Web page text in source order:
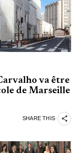
va être
de Marseille
SHARE THIS